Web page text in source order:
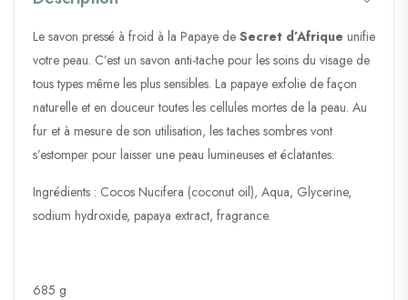
Le savon pressé à froid à la Papaye de Secret d’Afrique unifie
votre peau. C’est un savon anti-tache pour les soins du visage de
tous types même les plus sensibles. La papaye exfolie de façon
naturelle et en douceur toutes les cellules mortes de la peau. Au
fur et à mesure de son utilisation, les taches sombres vont
s’estomper pour laisser une peau lumineuses et éclatantes.
Ingrédients : Cocos Nucifera (coconut oil), Aqua, Glycerine,
sodium hydroxide, papaya extract, fragrance.
685 g